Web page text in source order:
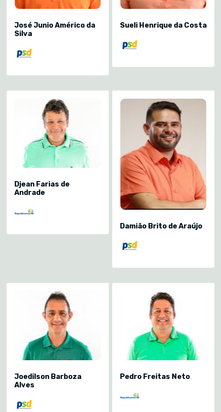
José Junio Américo da
Silva
Sueli Henrique da Costa
Djean Farias de
Andrade
Damião Brito de Araújo
Joedilson Barboza
Alves
Pedro Freitas Neto